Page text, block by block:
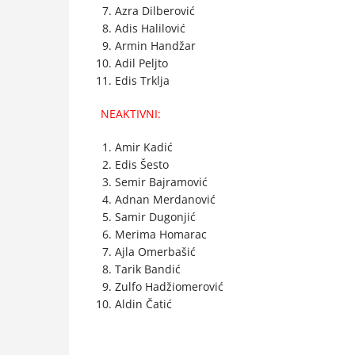
Azra Dilberović
Adis Halilović
Armin Handžar
Adil Peljto
Edis Trklja
NEAKTIVNI:
Amir Kadić
Edis Šesto
Semir Bajramović
Adnan Merdanović
Samir Dugonjić
Merima Homarac
Ajla Omerbašić
Tarik Bandić
Zulfo Hadžiomerović
Aldin Čatić